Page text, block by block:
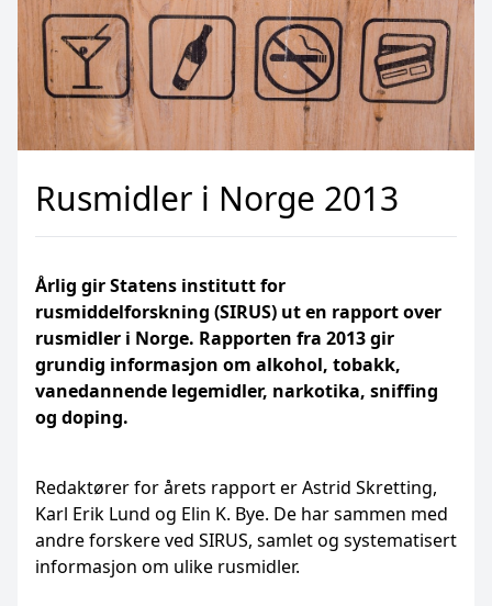
Rusmidler i Norge 2013
Årlig gir Statens institutt for
rusmiddelforskning (SIRUS) ut en rapport over
rusmidler i Norge. Rapporten fra 2013 gir
grundig informasjon om alkohol, tobakk,
vanedannende legemidler, narkotika, sniffing
og doping.
Redaktører for årets rapport er Astrid Skretting,
Karl Erik Lund og Elin K. Bye. De har sammen med
andre forskere ved SIRUS, samlet og systematisert
informasjon om ulike rusmidler.